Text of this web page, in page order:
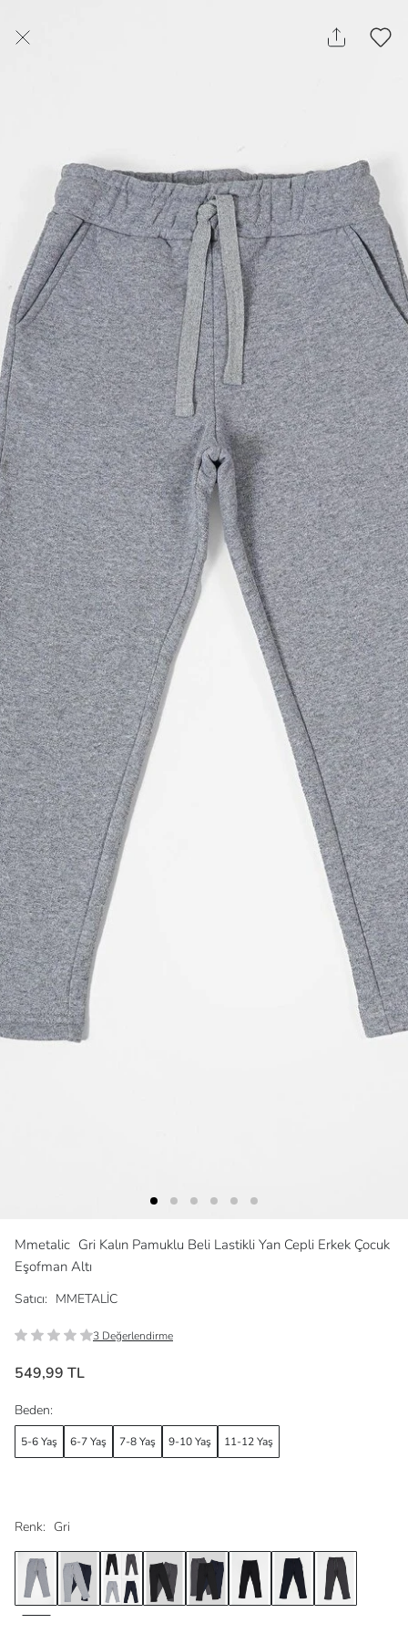
Mmetalic Gri Kalın Pamuklu Beli Lastikli Yan Cepli Erkek Çocuk
Eşofman Altı
Satıcı: MMETALİC
3 Değerlendirme
549,99 TL
Renk: Gri
Beden:
5-6 Yaş 6-7 Yaş 7-8 Yaş 9-10 Yaş 11-12 Yaş